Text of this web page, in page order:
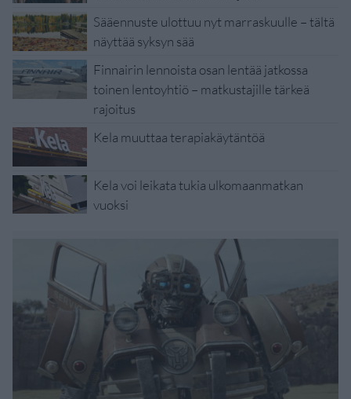
Sääennuste ulottuu nyt marraskuulle – tältä
näyttää syksyn sää
Finnairin lennoista osan lentää jatkossa
toinen lentoyhtiö – matkustajille tärkeä
rajoitus
Kela muuttaa terapiakäytäntöä
Kela voi leikata tukia ulkomaanmatkan
vuoksi